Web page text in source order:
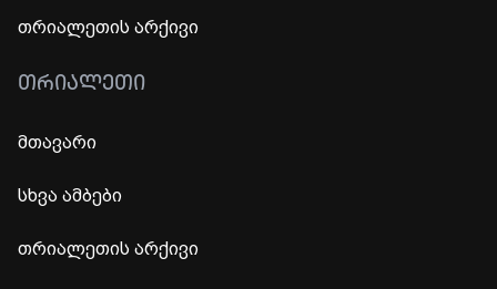
თრიალეთის არქივი
ᲗᲠᲘᲐᲚᲔᲗᲘ
მთავარი
სხვა ამბები
თრიალეთის არქივი